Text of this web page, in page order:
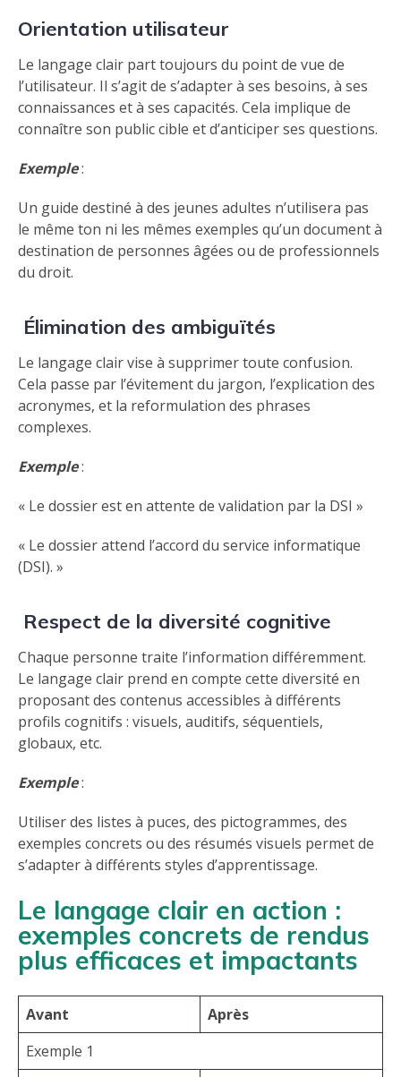
Orientation utilisateur
Le langage clair part toujours du point de vue de
l’utilisateur. Il s’agit de s’adapter à ses besoins, à ses
connaissances et à ses capacités. Cela implique de
connaître son public cible et d’anticiper ses questions.
Exemple:
Un guide destiné à des jeunes adultes n’utilisera pas
le même ton ni les mêmes exemples qu’un document à
destination de personnes âgées ou de professionnels
du droit.
Élimination des ambiguïtés
Le langage clair vise à supprimer toute confusion.
Cela passe par l’évitement du jargon, l’explication des
acronymes, et la reformulation des phrases
complexes.
Exemple:
« Le dossier est en attente de validation par la DSI »
« Le dossier attend l’accord du service informatique
(DSI). »
Respect de la diversité cognitive
Chaque personne traite l’information différemment.
Le langage clair prend en compte cette diversité en
proposant des contenus accessibles à différents
profils cognitifs : visuels, auditifs, séquentiels,
globaux, etc.
Exemple:
Utiliser des listes à puces, des pictogrammes, des
exemples concrets ou des résumés visuels permet de
s’adapter à différents styles d’apprentissage.
Le langage clair en action :
exemples concrets de rendus
plus efficaces et impactants
Avant
Après
Exemple 1